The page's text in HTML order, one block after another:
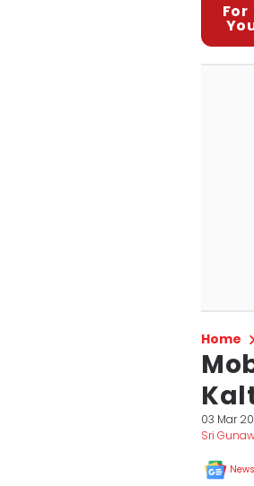
For
Home
03 Mar
Sri
News